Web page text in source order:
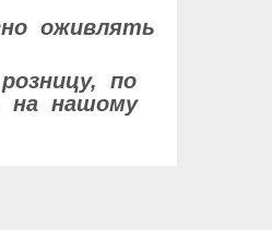
оживлять
по
на нашому